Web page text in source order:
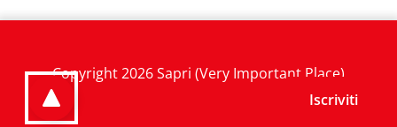
go to top
Copyright 2026 Sapri (Very Important Place)
Iscriviti